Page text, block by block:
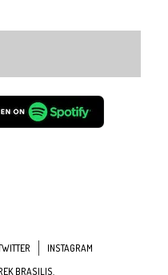
INSTAGRAM
BRASILIS.